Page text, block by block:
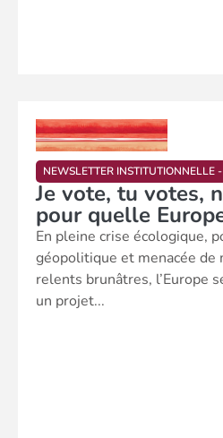
NEWSLETTER INSTITUTIONNELLE
Je vote, tu votes,
pour quelle
En pleine crise écologique,
géopolitique et menacée de
relents brunâtres, l’Europe
un projet...